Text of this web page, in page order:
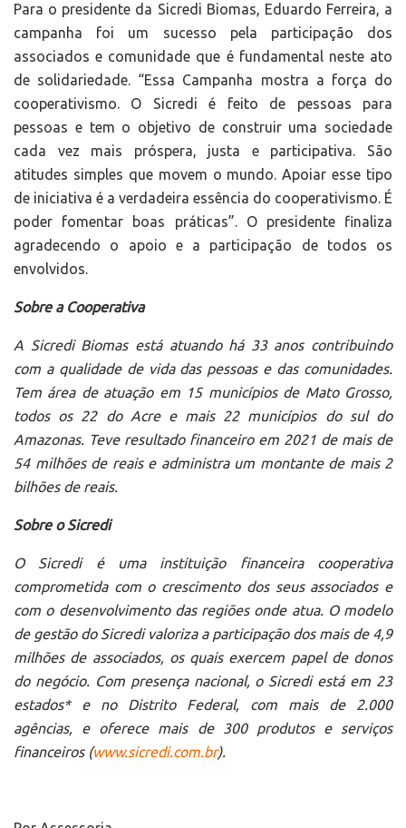
Para o presidente da Sicredi Biomas, Eduardo Ferreira, a
campanha foi um sucesso pela participação dos
associados e comunidade que é fundamental neste ato
de solidariedade. “Essa Campanha mostra a força do
cooperativismo. O Sicredi é feito de pessoas para
pessoas e tem o objetivo de construir uma sociedade
cada vez mais próspera, justa e participativa. São
atitudes simples que movem o mundo. Apoiar esse tipo
de iniciativa é a verdadeira essência do cooperativismo. É
poder fomentar boas práticas”. O presidente finaliza
agradecendo o apoio e a participação de todos os
envolvidos.
Sobre a Cooperativa
A Sicredi Biomas está atuando há 33 anos contribuindo
com a qualidade de vida das pessoas e das comunidades.
Tem área de atuação em 15 municípios de Mato Grosso,
todos os 22 do Acre e mais 22 municípios do sul do
Amazonas. Teve resultado financeiro em 2021 de mais de
54 milhões de reais e administra um montante de mais 2
bilhões de reais.
Sobre o Sicredi
O Sicredi é uma instituição financeira cooperativa
comprometida com o crescimento dos seus associados e
com o desenvolvimento das regiões onde atua. O modelo
de gestão do Sicredi valoriza a participação dos mais de 4,9
milhões de associados, os quais exercem papel de donos
do negócio. Com presença nacional, o Sicredi está em 23
estados* e no Distrito Federal, com mais de 2.000
agências, e oferece mais de 300 produtos e serviços
financeiros (www.sicredi.com.br).